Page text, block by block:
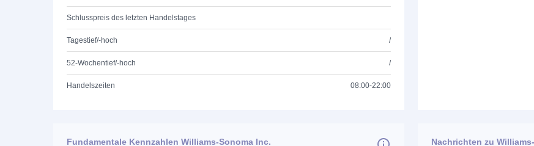
Schlusspreis des letzten Handelstages
Tagestief/-hoch /
52-Wochentief/-hoch /
Handelszeiten 08:00-22:00
Fundamentale Kennzahlen Williams-Sonoma Inc. Nachrichten zu